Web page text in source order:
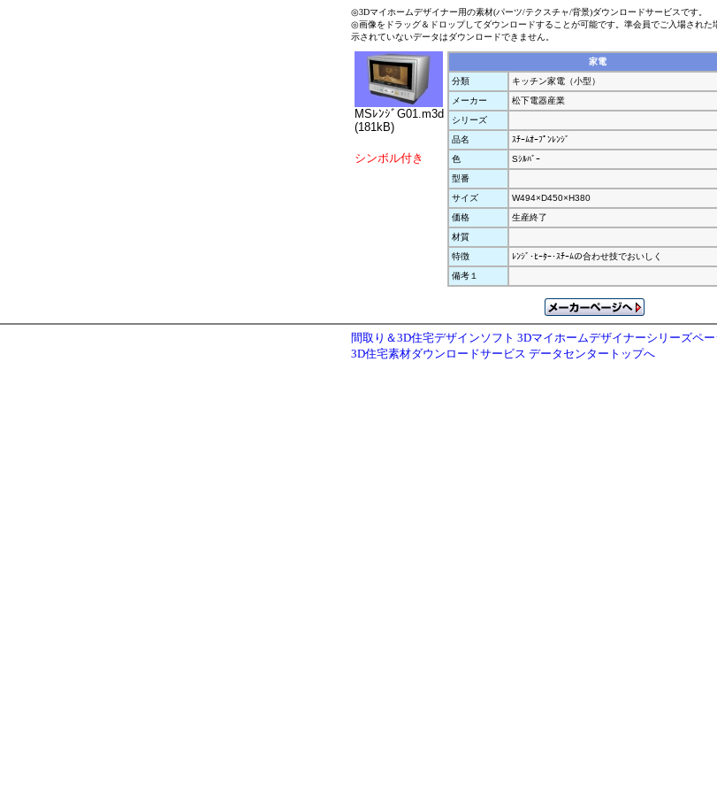
◎3Dマイホームデザイナー用の素材(パーツ/テクスチャ/背景)ダウンロードサービスです。
◎画像をドラッグ＆ドロップしてダウンロードすることが可能です。準会員でご入場された
示されていないデータはダウンロードできません。
MSﾚﾝｼﾞG01.m3d
(181kB)
シンボル付き
家電
分類
キッチン家電（小型）
メーカー
松下電器産業
シリーズ
品名
ｽﾁｰﾑｵｰﾌﾟﾝﾚﾝｼﾞ
色
Sｼﾙﾊﾞｰ
型番
サイズ
W494×D450×H380
価格
生産終了
材質
特徴
ﾚﾝｼﾞ･ﾋｰﾀｰ･ｽﾁｰﾑの合わせ技でおいしく
備考１
間取り＆3D住宅デザインソフト 3Dマイホームデザイナーシリーズペ
3D住宅素材ダウンロードサービス データセンタートップへ